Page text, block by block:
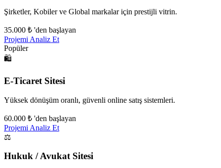
Şirketler, Kobiler ve Global markalar için prestijli vitrin.
35.000 ₺ 'den başlayan
Projemi Analiz Et
Popüler
🛍️
E-Ticaret Sitesi
Yüksek dönüşüm oranlı, güvenli online satış sistemleri.
60.000 ₺ 'den başlayan
Projemi Analiz Et
⚖️
Hukuk / Avukat Sitesi